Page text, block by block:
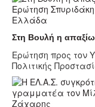
Ελλάδα
Στη Βουλή η
Ερώτηση προς τον
Πολιτικής